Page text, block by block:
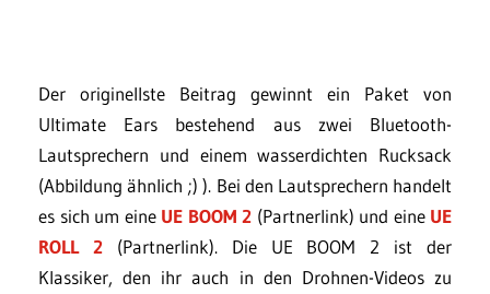
Der originellste Beitrag gewinnt ein Paket von
Ultimate Ears bestehend aus zwei Bluetooth-
Lautsprechern und einem wasserdichten Rucksack
(Abbildung ähnlich ;) ). Bei den Lautsprechern handelt
es sich um eine UE BOOM 2 (Partnerlink) und eine UE
ROLL 2(Partnerlink). Die UE BOOM 2 ist der
Klassiker, den ihr auch in den Drohnen-Videos zu